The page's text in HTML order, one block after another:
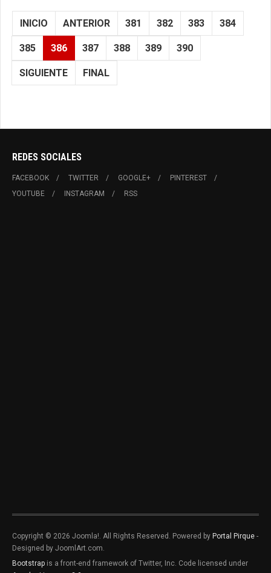
INICIO ANTERIOR 381 382 383 384
385 386 387 388 389 390
SIGUIENTE FINAL
REDES SOCIALES
FACEBOOK TWITTER GOOGLE+
PINTEREST
YOUTUBE
INSTAGRAM RSS
Copyright © 2026 Joomla!. All Rights Reserved. Powered by Portal Pirque -
Designed by JoomlArt.com.
Bootstrap is a front-end framework of Twitter, Inc. Code licensed under